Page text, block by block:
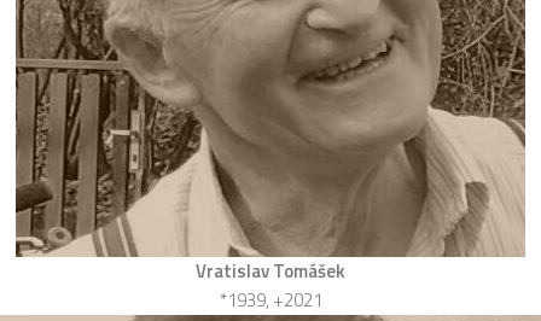
Vratislav Tomášek
*1939, +2021